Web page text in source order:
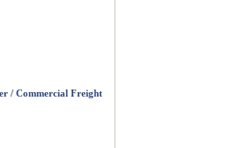
/ Commercial Freight